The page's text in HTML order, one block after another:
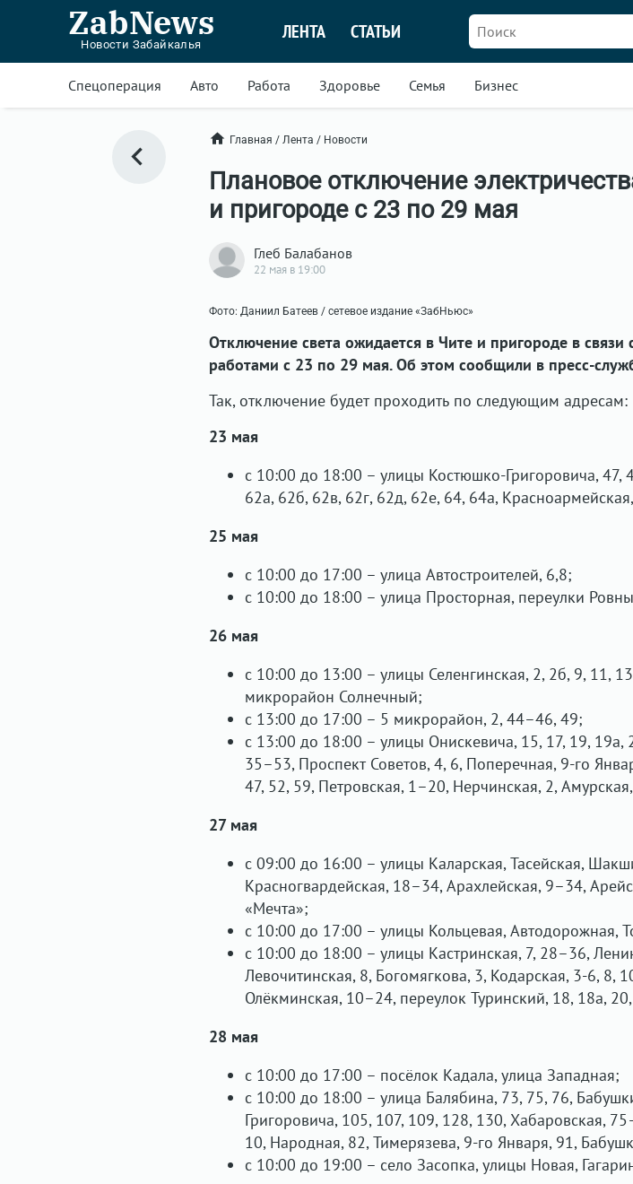
ZabNews
Новости Забайкалья
ЛЕНТА СТАТЬИ
Спецоперация Авто Работа Здоровье Семья Бизнес
Главная / Лента / Новости
Плановое отключение
и пригороде с 23 по 29 мая
Глеб Балабанов
22 мая в 19:00
Фото: Даниил Батеев / сетевое издание «ЗабНьюс»
Отключение света ожидается в Чите и пригороде в
работами с 23 по 29 мая. Об этом сообщили в пресс-
Так, отключение будет проходить по следующим адресам:
23 мая
с 10:00 до 18:00 – улицы Костюшко-Григоровича, 47,
62а, 62б, 62в, 62г, 62д, 62е, 64, 64а,
25 мая
с 10:00 до 17:00 – улица Автостроителей, 6,8;
с 10:00 до 18:00 – улица Просторная, переулки
26 мая
с 10:00 до 13:00 – улицы Селенгинская, 2, 2б, 9, 11,
микрорайон Солнечный;
с 13:00 до 17:00 – 5 микрорайон, 2, 44–46, 49;
с 13:00 до 18:00 – улицы Онискевича, 15, 17, 19, 19а,
35–53, Проспект Советов, 4, 6, Поперечная, 9-го
47, 52, 59, Петровская, 1–20, Нерчинская, 2,
27 мая
с 09:00 до 16:00 – улицы Каларская, Тасейская,
Красногвардейская, 18–34, Арахлейская, 9–34,
«Мечта»;
с 10:00 до 17:00 – улицы Кольцевая, Автодорожная,
с 10:00 до 18:00 – улицы Кастринская, 7, 28–36,
Левочитинская, 8, Богомягкова, 3, Кодарская, 3-6, 8,
Олёкминская, 10–24, переулок Туринский, 18, 18а,
28 мая
с 10:00 до 17:00 – посёлок Кадала, улица Западная;
с 10:00 до 18:00 – улица Балябина, 73, 75, 76,
Григоровича, 105, 107, 109, 128, 130, Хабаровская,
10, Народная, 82, Тимерязева, 9-го Января, 91,
с 10:00 до 19:00 – село Засопка, улицы Новая,